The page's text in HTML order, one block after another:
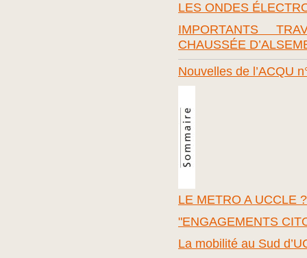
LES ONDES
IMPORTANTS
CHAUSSÉE
Nouvelles de l’ACQU
LE METRO A UCCLE ?
"ENGAGEMENTS
La mobilité au Sud